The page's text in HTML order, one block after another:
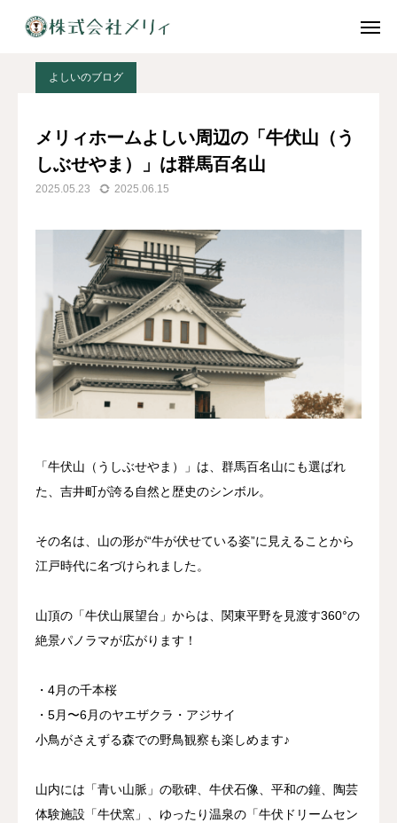
投稿ページ よしいのブログ
よしいのブログ
メリィホームよしい周辺の「牛伏山（う
しぶせやま）」は群馬百名山
2025.05.23 2025.06.15
「牛伏山（うしぶせやま）」は、群馬百名山にも選ばれ
た、吉井町が誇る自然と歴史のシンボル。
その名は、山の形が“牛が伏せている姿”に見えることから
江戸時代に名づけられました。
山頂の「牛伏山展望台」からは、関東平野を見渡す360°の
絶景パノラマが広がります！
・4月の千本桜
・5月〜6月のヤエザクラ・アジサイ
小鳥がさえずる森での野鳥観察も楽しめます♪
山内には「青い山脈」の歌碑、牛伏石像、平和の鐘、陶芸
体験施設「牛伏窯」、ゆったり温泉の「牛伏ドリームセン
会社案内
施設一覧
入居までの流れ
会社案内
求人情報
資料請求
お問い合わせ